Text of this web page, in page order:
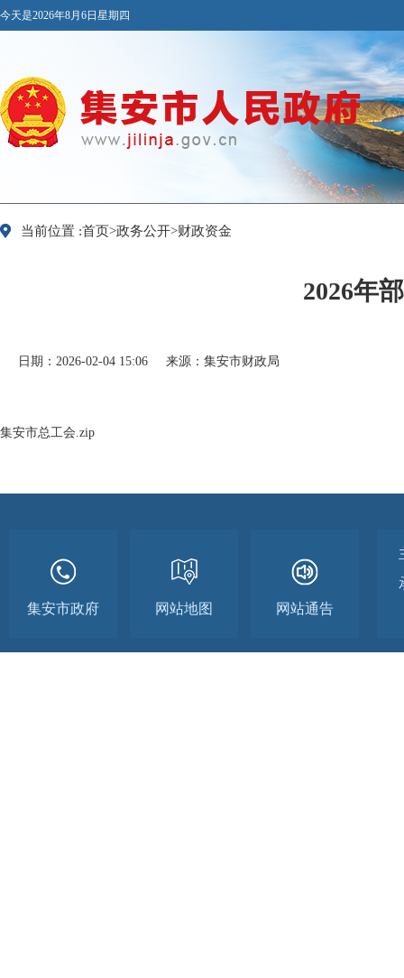
今天是2026年8月6日星期四
当前位置 :首页>政务公开>财政资金
2026年
日期：2026-02-04 15:06 来源：集安市财政局
集安市总工会.zip
集安市政府 网站地图 网站通告